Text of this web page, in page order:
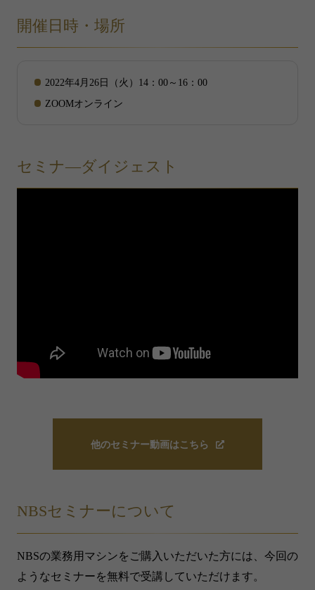
開催日時・場所
2022年4月26日（火）14：00～16：00
ZOOMオンライン
セミナ―ダイジェスト
他のセミナー動画はこちら
NBSセミナーについて
NBSの業務用マシンをご購入いただいた方には、今回の
ようなセミナーを無料で受講していただけます。